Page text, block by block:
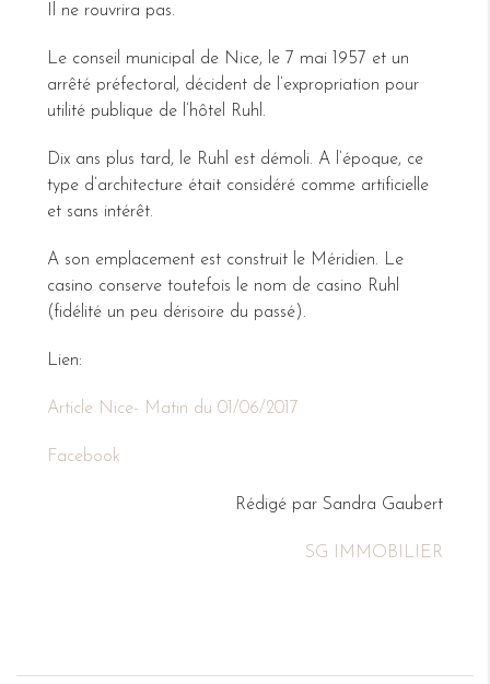
Il ne rouvrira pas.
Le conseil municipal de Nice, le 7 mai 1957 et un
arrêté préfectoral, décident de l’expropriation pour
utilité publique de l’hôtel Ruhl.
Dix ans plus tard, le Ruhl est démoli. A l’époque, ce
type d’architecture était considéré comme artificielle
et sans intérêt.
A son emplacement est construit le Méridien. Le
casino conserve toutefois le nom de casino Ruhl
(fidélité un peu dérisoire du passé).
Lien:
Article Nice- Matin du 01/06/2017
Facebook
Rédigé par Sandra Gaubert
SG IMMOBILIER